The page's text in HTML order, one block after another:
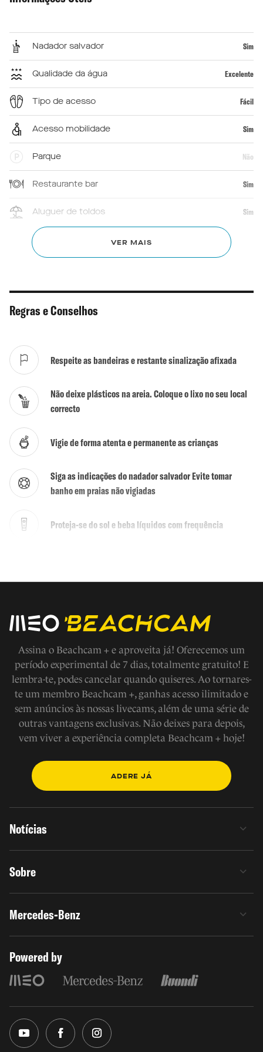
Nadador salvador Sim
Qualidade da água Excelente
Tipo de acesso Fácil
Acesso mobilidade Sim
Parque Não
Restaurante bar Sim
Aluguer de toldos Sim
Primeiros socorros
WC Sim
Surf / Bodyboard
Mergulho
Escola de Surf
VER MAIS
Regras e Conselhos
Respeite as bandeiras e restante sinalização afixada
Não deixe plásticos na areia. Coloque o lixo no seu local
correcto
Vigie de forma atenta e permanente as crianças
Siga as indicações do nadador salvador Evite tomar
banho em praias não vigiadas
Proteja-se do sol e beba líquidos com frequência
Evite fazer barulho
Respeite os modos de vida e tradições locais, a fauna e
flora
Não tire nada a não ser fotografias
Não faça fogueiras na praia
Assina o Beachcam + e aproveita já! Oferecemos um
período experimental de 7 dias, totalmente gratuito! E
lembra-te, podes cancelar quando quiseres. Ao tornares-
te um membro Beachcam +, ganhas acesso ilimitado e
sem anúncios às nossas livecams, além de uma série de
outras vantagens exclusivas. Não deixes para depois,
vem viver a experiência completa Beachcam + hoje!
ADERE JÁ
Notícias
Sobre
Mercedes-Benz
Powered by